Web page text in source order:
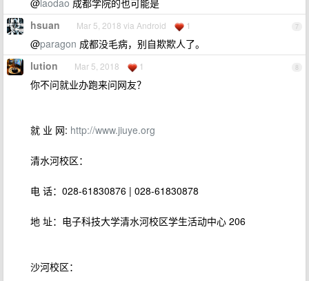
@laodao 成都学院的也可能是
7
hsuan Mar 5, 2018 via Android 1
@paragon 成都没毛病，别自欺欺人了。
8
lution Mar 5, 2018 1
你不问就业办跑来问网友？
就 业 网: http://www.jiuye.org
清水河校区：
电 话：028-61830876 | 028-61830878
地 址：电子科技大学清水河校区学生活动中心 206
沙河校区：